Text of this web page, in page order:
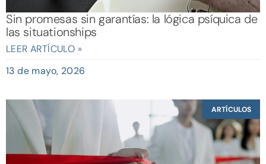
Sin promesas sin garantías: la lógica psíquica de
las situationships
LEER ARTÍCULO »
13 de mayo, 2026
ARTÍCULOS